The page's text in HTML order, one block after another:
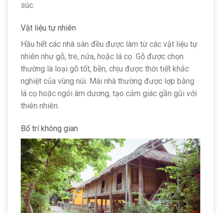
súc.
Vật liệu tự nhiên
Hầu hết các nhà sàn đều được làm từ các vật liệu tự
nhiên như gỗ, tre, nứa, hoặc lá cọ. Gỗ được chọn
thường là loại gỗ tốt, bền, chịu được thời tiết khắc
nghiệt của vùng núi. Mái nhà thường được lợp bằng
lá cọ hoặc ngói âm dương, tạo cảm giác gần gũi với
thiên nhiên.
Bố trí không gian